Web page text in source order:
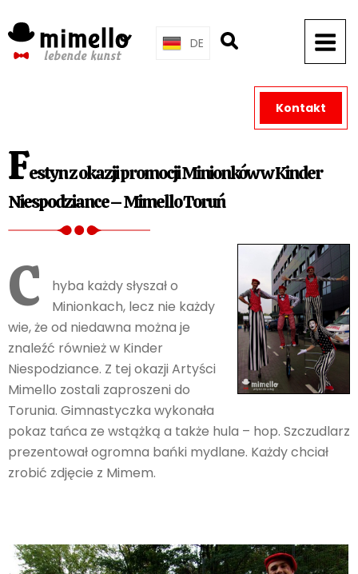
to
content
DE
Festyn z okazji promocji Minionków w Kinder
Niespodziance – Mimello Toruń
C
hyba każdy słyszał o
Minionkach, lecz nie każdy
wie, że od niedawna można je
znaleźć również w Kinder
Niespodziance. Z tej okazji Artyści
Mimello zostali zaproszeni do
Torunia. Gimnastyczka wykonała
pokaz tańca ze wstążką a także hula – hop. Szczudlarz
prezentował ogromna bańki mydlane. Każdy chciał
zrobić zdjęcie z Mimem.
Kontakt